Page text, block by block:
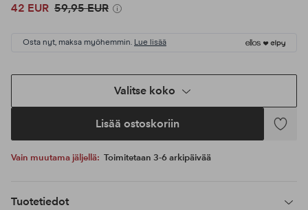
42 EUR 59,95 EUR
Osta nyt, maksa myöhemmin. Lue lisää
Valitse koko
Lisää ostoskoriin
Lisää
Vain muutama jäljellä: Toimitetaan 3-6 arkipäivää
Tuotetiedot